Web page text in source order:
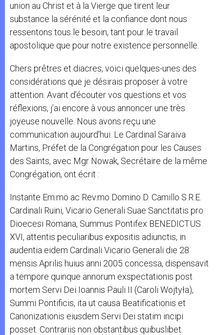
union au Christ et à la Vierge que tirent leur
substance la sérénité et la confiance dont nous
ressentons tous le besoin, tant pour le travail
apostolique que pour notre existence personnelle.
Chers prêtres et diacres, voici quelques-unes des
considérations que je désirais proposer à votre
attention. Avant d’écouter vos questions et vos
réflexions, j’ai encore à vous annoncer une très
joyeuse nouvelle. Nous avons reçu une
communication aujourd’hui. Le Cardinal Saraiva
Martins, Préfet de la Congrégation pour les Causes
des Saints, avec Mgr Nowak, Secrétaire de la même
Congrégation, ont écrit :
Instante Em.mo ac Rev.mo Domino D. Camillo S.R.E.
Cardinali Ruini, Vicario Generali Suae Sanctitatis pro
Dioecesi Romana, Summus Pontifex BENEDICTUS
XVI, attentis peculiaribus expositis adiunctis, in
audentia eidem Cardinali Vicario Generali die 28
mensis Aprilis huius anni 2005 concessa, dispensavit
a tempore quinque annorum exspectationis post
mortem Servi Dei Ioannis Pauli II (Caroli Wojtyła),
Summi Pontificis, ita ut causa Beatificationis et
Canonizationis eiusdem Servi Dei statim incipi
posset. Contrariis non obstantibus quibuslibet.